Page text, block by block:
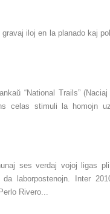
iloj en la planado kaj
“National Trails”
celas stimuli la homojn
ses verdaj vojoj ligas pli
laborpostenojn. Inter
Rivero...